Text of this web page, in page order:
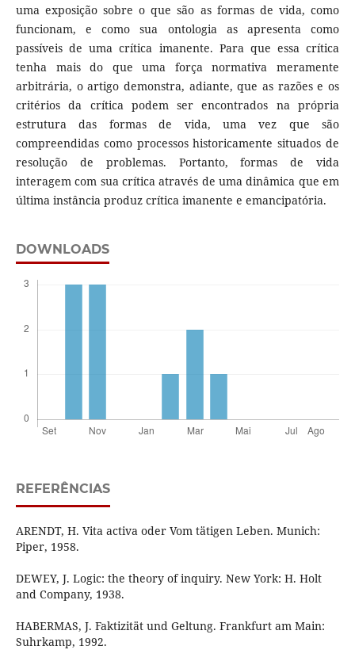
uma exposição sobre o que são as formas de vida, como
funcionam, e como sua ontologia as apresenta como
passíveis de uma crítica imanente. Para que essa crítica
tenha mais do que uma força normativa meramente
arbitrária, o artigo demonstra, adiante, que as razões e os
critérios da crítica podem ser encontrados na própria
estrutura das formas de vida, uma vez que são
compreendidas como processos historicamente situados de
resolução de problemas. Portanto, formas de vida
interagem com sua crítica através de uma dinâmica que em
última instância produz crítica imanente e emancipatória.
DOWNLOADS
REFERÊNCIAS
ARENDT, H. Vita activa oder Vom tätigen Leben. Munich:
Piper, 1958.
DEWEY, J. Logic: the theory of inquiry. New York: H. Holt
and Company, 1938.
HABERMAS, J. Faktizität und Geltung. Frankfurt am Main:
Suhrkamp, 1992.